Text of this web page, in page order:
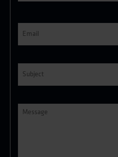
E-
post
*
Subject *
Message *